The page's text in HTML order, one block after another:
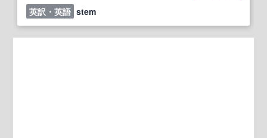
英訳・英語 stem